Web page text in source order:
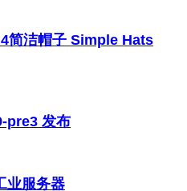
简洁帽子 Simple Hats
pre3 发布
业服务器